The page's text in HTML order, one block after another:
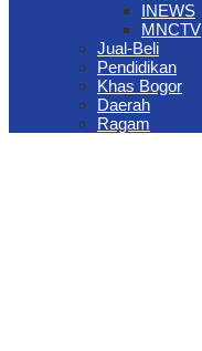
INEWS
MNCTV
Jual-Beli
Pendidikan
Khas Bogor
Daerah
Ragam